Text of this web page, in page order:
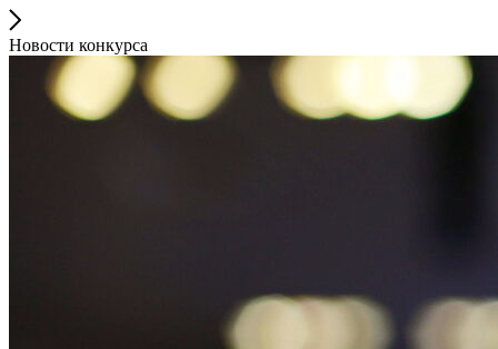
Новости конкурса